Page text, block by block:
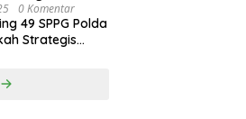
0 Komentar
49 SPPG Polda
Strategis